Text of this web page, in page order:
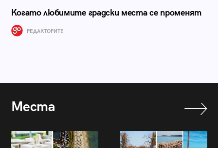
Когато любимите градски места се променят
РЕДАКТОРИТЕ
Места